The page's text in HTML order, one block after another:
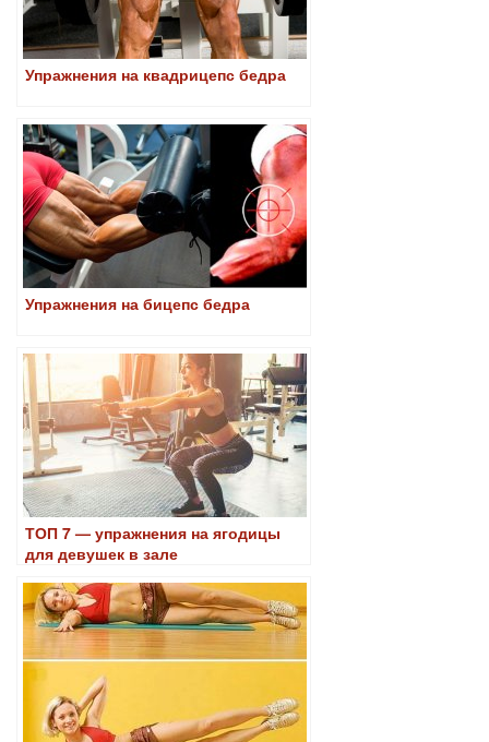
Упражнения на квадрицепс бедра
Упражнения на бицепс бедра
ТОП 7 — упражнения на ягодицы
для девушек в зале